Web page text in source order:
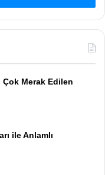
Merak Edilen
ile Anlamlı